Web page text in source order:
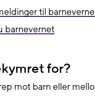
til
barnevernet
for?
mot barn eller